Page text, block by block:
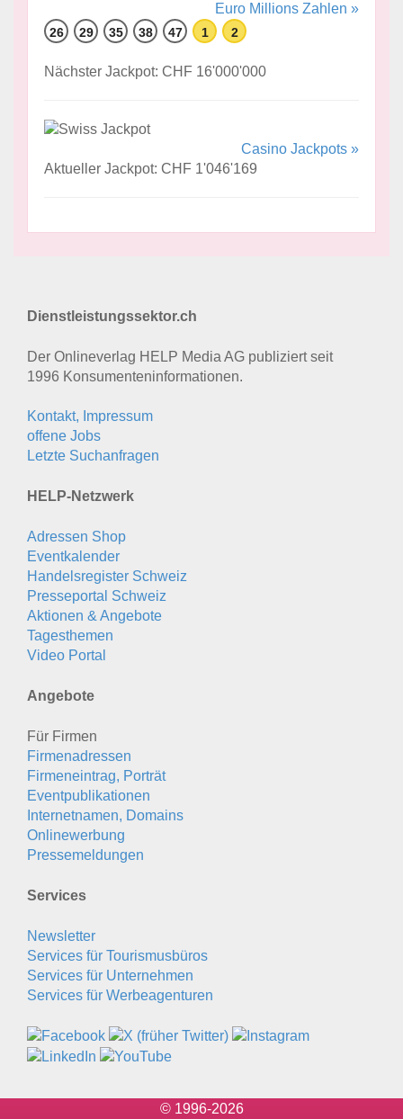
Euro Millions Zahlen »
26 29 35 38 47 1 2
Nächster Jackpot: CHF 16'000'000
Casino Jackpots »
Aktueller Jackpot: CHF 1'046'169
Dienstleistungssektor.ch
Der Onlineverlag HELP Media AG publiziert seit
1996 Konsumenten­informationen.
Kontakt, Impressum
offene Jobs
Letzte Suchanfragen
HELP-Netzwerk
Adressen Shop
Eventkalender
Handelsregister Schweiz
Presseportal Schweiz
Aktionen & Angebote
Tagesthemen
Video Portal
Angebote
Für Firmen
Firmenadressen
Firmeneintrag, Porträt
Eventpublikationen
Internetnamen, Domains
Onlinewerbung
Pressemeldungen
Services
Newsletter
Services für Tourismusbüros
Services für Unternehmen
Services für Werbeagenturen
© 1996-2026